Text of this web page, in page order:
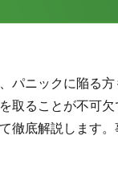
ニックに陥る
取ることが不可
底解説します